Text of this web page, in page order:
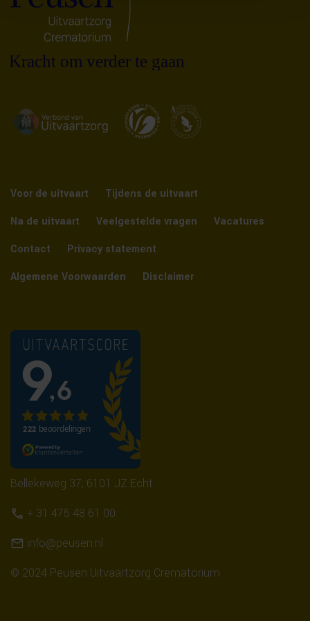
Voor de uitvaart
Tijdens de uitvaart
Na de uitvaart
Veelgestelde vragen
Vacatures
Contact
Privacy statement
Algemene Voorwaarden
Disclaimer
Bellekeweg 37, 6101 JZ Echt
+ 31 475 48 61 00
info@peusen.nl
© 2024 Peusen Uitvaartzorg Crematorium